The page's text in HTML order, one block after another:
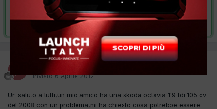
VAI ALLA SOLUZIONE
Risolta da panybastia,
panybastia
Inviato6 Aprile 2012
Un saluto a tutti,un mio amico ha una skoda octavia 1'9 tdi 105 cv
del 2008 con un problema,mi ha chiesto cosa potrebbe essere